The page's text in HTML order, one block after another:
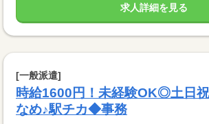
求人詳細を見る
[一般派遣]
時給1600円！未経験OK◎土日
なめ♪駅チカ◆事務